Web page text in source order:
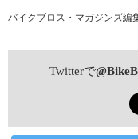
バイクブロス・マガジンズ編
Twitterで